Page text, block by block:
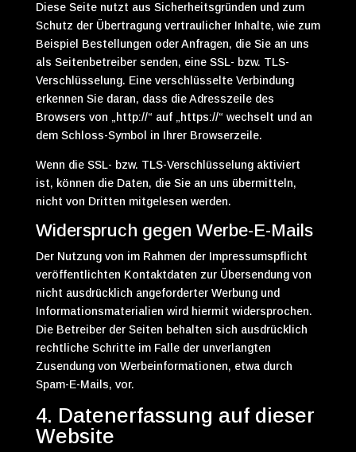
Diese Seite nutzt aus Sicherheitsgründen und zum
Schutz der Übertragung vertraulicher Inhalte, wie zum
Beispiel Bestellungen oder Anfragen, die Sie an uns
als Seitenbetreiber senden, eine SSL- bzw. TLS-
Verschlüsselung. Eine verschlüsselte Verbindung
erkennen Sie daran, dass die Adresszeile des
Browsers von „http://“ auf „https://“ wechselt und an
dem Schloss-Symbol in Ihrer Browserzeile.
Wenn die SSL- bzw. TLS-Verschlüsselung aktiviert
ist, können die Daten, die Sie an uns übermitteln,
nicht von Dritten mitgelesen werden.
Widerspruch gegen Werbe-E-Mails
Der Nutzung von im Rahmen der Impressumspflicht
veröffentlichten Kontaktdaten zur Übersendung von
nicht ausdrücklich angeforderter Werbung und
Informationsmaterialien wird hiermit widersprochen.
Die Betreiber der Seiten behalten sich ausdrücklich
rechtliche Schritte im Falle der unverlangten
Zusendung von Werbeinformationen, etwa durch
Spam-E-Mails, vor.
4. Datenerfassung auf dieser
Website